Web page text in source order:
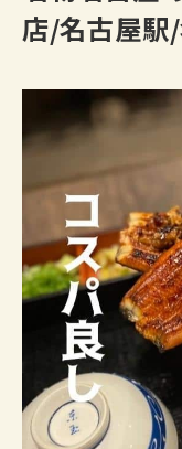
店/名古屋駅